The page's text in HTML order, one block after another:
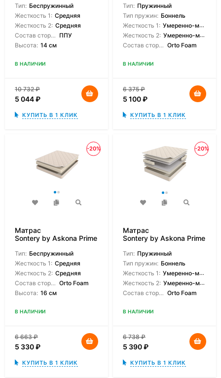
Тип: Беспружинный
Жесткость 1: Средняя
Жесткость 2: Средняя
Состав сторон: ППУ
Высота: 14 см
В НАЛИЧИИ
10 732₽
5 044₽
КУПИТЬ В 1 КЛИК
Тип: Пружинный
Тип пружин: Боннель
Жесткость 1: Умеренно-мягкая
Жесткость 2: Умеренно-мягкая
Состав сторон: Orto Foam
В НАЛИЧИИ
6 375₽
5 100₽
КУПИТЬ В 1 КЛИК
-20%
Матрас
Sontery by Askona Prime
Тип: Беспружинный
Жесткость 1: Средняя
Жесткость 2: Средняя
Состав сторон: Orto Foam
Высота: 16 см
В НАЛИЧИИ
6 663₽
5 330₽
КУПИТЬ В 1 КЛИК
-20%
Матрас
Sontery by Askona Prime
Тип: Пружинный
Тип пружин: Боннель
Жесткость 1: Умеренно-мягкая
Жесткость 2: Умеренно-мягкая
Состав сторон: Orto Foam
В НАЛИЧИИ
6 738₽
5 390₽
КУПИТЬ В 1 КЛИК